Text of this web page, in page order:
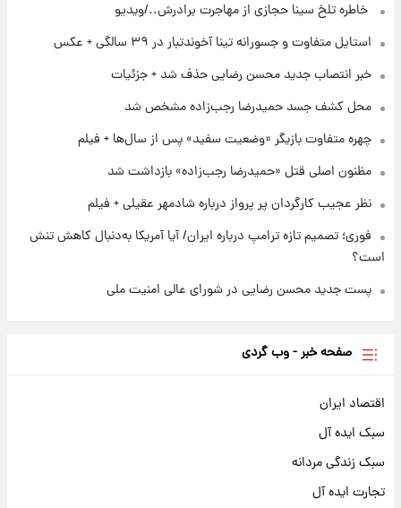
ملی
آتش‌سوزی در لوناپارک شیراز؛ آخرین وضعیت
خزندگان خطرناک پس از حادثه
⁨ خاطره تلخ سینا حجازی از مهاجرت برادرش../ویدیو
استایل متفاوت و جسورانه تینا آخوندتبار در ۳۹ سالگی + عکس
خبر انتصاب جدید محسن رضایی حذف شد + جزئیات
محل کشف جسد حمیدرضا رجب‌زاده مشخص شد
چهره متفاوت بازیگر «وضعیت سفید» پس از سال‌ها + فیلم
مظنون اصلی قتل «حمیدرضا رجب‌زاده» بازداشت شد
نظر عجیب کارگردان پر پرواز درباره شادمهر عقیلی + فیلم
فوری؛ تصمیم تازه ترامپ درباره ایران/ آیا آمریکا به‌دنبال کاهش تنش
است؟
پست جدید محسن رضایی در شورای عالی امنیت ملی
صفحه خبر - وب گردی
اقتصاد ایران
سبک ایده آل
سبک زندگی مردانه
تجارت ایده آل